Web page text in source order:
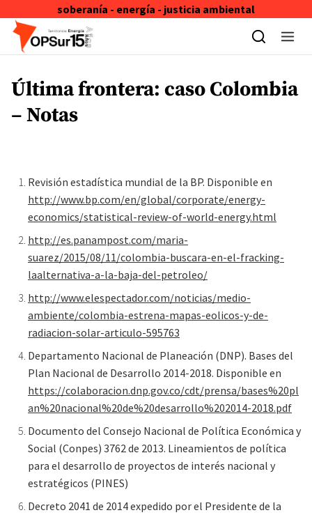
soberanía - energía - justicia ambiental
Skip to content
Última frontera: caso Colombia
– Notas
Revisión estadística mundial de la BP. Disponible en
http://www.bp.com/en/global/corporate/energy-
economics/statistical-review-of-world-energy.html
http://es.panampost.com/maria-
suarez/2015/08/11/colombia-buscara-en-el-fracking-
laalternativa-a-la-baja-del-petroleo/
http://www.elespectador.com/noticias/medio-
ambiente/colombia-estrena-mapas-eolicos-y-de-
radiacion-solar-articulo-595763
Departamento Nacional de Planeación (DNP). Bases del
Plan Nacional de Desarrollo 2014-2018. Disponible en
https://colaboracion.dnp.gov.co/cdt/prensa/bases%20pl
an%20nacional%20de%20desarrollo%202014-2018.pdf
Documento del Consejo Nacional de Política Económica y
Social (Conpes) 3762 de 2013. Lineamientos de política
para el desarrollo de proyectos de interés nacional y
estratégicos (PINES)
Decreto 2041 de 2014 expedido por el Presidente de la